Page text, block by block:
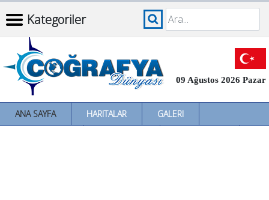
Kategoriler
09 Ağustos 2026 Pazar
ANA SAYFA HARITALAR
GALERI